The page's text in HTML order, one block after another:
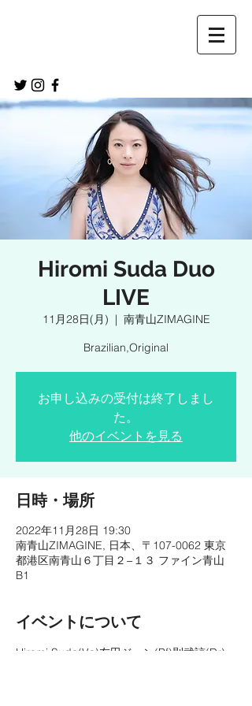
Hiromi Suda Duo
LIVE
11月28日(月)
  |
南青山ZIMAGINE
Brazilian,Original
お申し込みの受付は終了しまし
た。
他のイベントを見る
日時・場所
2022年11月28日 19:30
南青山ZIMAGINE, 日本、〒107-0062 東京
都港区南青山６丁目２−１３ ファイン青山
B1
イベントについて
Hiromi Suda(Vo)友田ジュン(Pf)則武諒(Dr)